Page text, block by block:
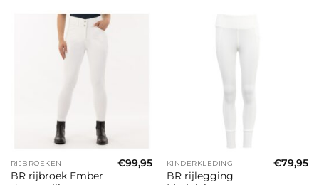
RIJBROEKEN
BR rijbroek Ember
€99,95 KINDERKLEDING
BR rijlegging
€79,95